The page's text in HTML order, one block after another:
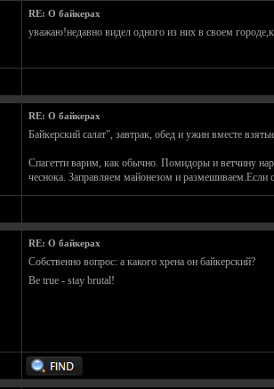
RE: О байкерах
уважаю!недавно видел одного из них в своем
RE: О байкерах
Байкерский салат", завтрак, обед и ужин вместе
Спагетти варим, как обычно. Помидоры и ветчину
чеснока. Заправляем майонезом и размешиваем.Если
RE: О байкерах
Собственно вопрос: а какого хрена он байкерский?
Be true - stay brutal!